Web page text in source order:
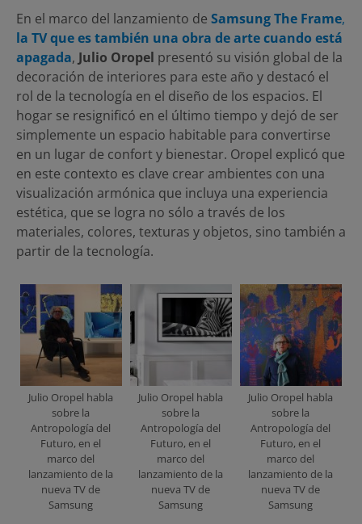
En el marco del lanzamiento de Samsung The Frame,
la TV que es también una obra de arte cuando está
apagada, Julio Oropel presentó su visión global de la
decoración de interiores para este año y destacó el
rol de la tecnología en el diseño de los espacios. El
hogar se resignificó en el último tiempo y dejó de ser
simplemente un espacio habitable para convertirse
en un lugar de confort y bienestar. Oropel explicó que
en este contexto es clave crear ambientes con una
visualización armónica que incluya una experiencia
estética, que se logra no sólo a través de los
materiales, colores, texturas y objetos, sino también a
partir de la tecnología.
Julio Oropel habla
sobre la
Antropología del
Futuro, en el
marco del
lanzamiento de la
nueva TV de
Samsung
Julio Oropel habla
sobre la
Antropología del
Futuro, en el
marco del
lanzamiento de la
nueva TV de
Samsung
Julio Oropel habla
sobre la
Antropología del
Futuro, en el
marco del
lanzamiento de la
nueva TV de
Samsung